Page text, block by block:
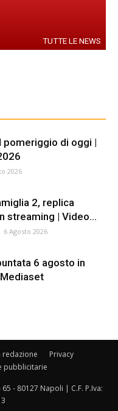
TUTTE LE NEWS
pomeriggio di oggi |
2026
2, replica
streaming | Video...
6 Agosto 2026
6 agosto in
redazione
Privacy
pubblicitarie
- 80127 Napoli | C.F. P.Iva: